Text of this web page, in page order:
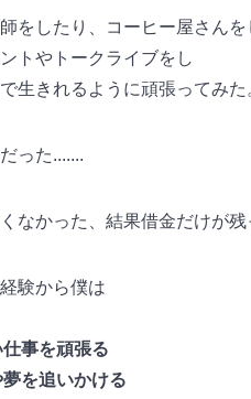
をしたり、コーヒー屋さんを
トやトークライブをし
生きれるように頑張ってみた
った.......
なかった、結果借金だけが残
験から僕は
仕事を頑張る
夢を追いかける